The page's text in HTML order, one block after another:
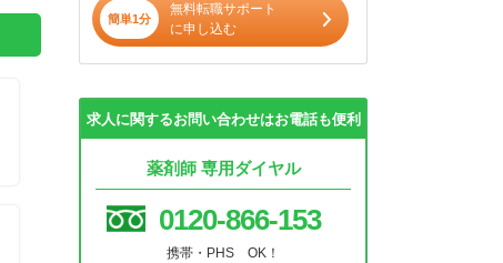
簡単1分
無料転職サポート
に申し込む
求人に関するお問い合わせはお電話も便利
薬剤師 専用ダイヤル
0120-866-153
携帯・PHS OK！